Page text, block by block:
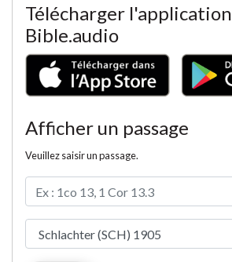
Télécharger l'application
Bible.audio
Afficher un passage
Veuillez saisir un passage.